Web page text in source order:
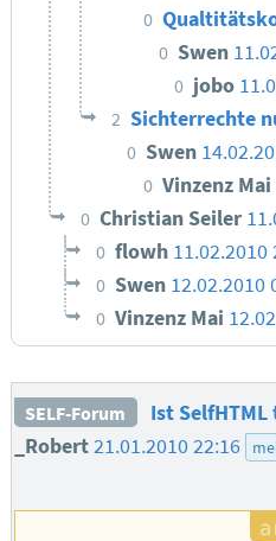
0
0 Swen
0 jobo
2 Sichterrechte
0 Swen
0 Vinzenz Mai
0 Christian Seiler
0 flowh 11.02.2010
0 Swen 12.02.2010
0 Vinzenz Mai
SELF-Forum
Ist SelfHTML
_Robert21.01.2010 22:16